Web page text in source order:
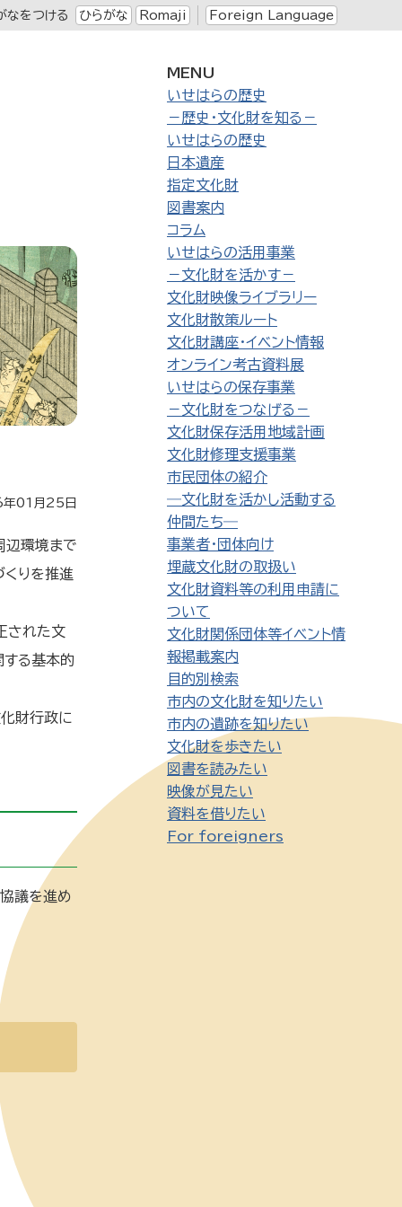
なをつける ひらがな Romaji Foreign Language
MENU
いせはらの歴史
－歴史・文化財を知る－
いせはらの歴史
日本遺産
指定文化財
図書案内
コラム
いせはらの活用事業
－文化財を活かす－
文化財映像ライブラリー
文化財散策ルート
文化財講座・イベント情報
オンライン考古資料展
いせはらの保存事業
－文化財をつなげる－
文化財保存活用地域計画
文化財修理支援事業
市民団体の紹介
―文化財を活かし活動する
仲間たち―
事業者・団体向け
埋蔵文化財の取扱い
文化財資料等の利用申請に
ついて
文化財関係団体等イベント情
報掲載案内
目的別検索
市内の文化財を知りたい
市内の遺跡を知りたい
文化財を歩きたい
図書を読みたい
映像が見たい
資料を借りたい
For foreigners
01月25日
辺環境まで
くりを推進
された文
する基本的
財行政に
議を進め